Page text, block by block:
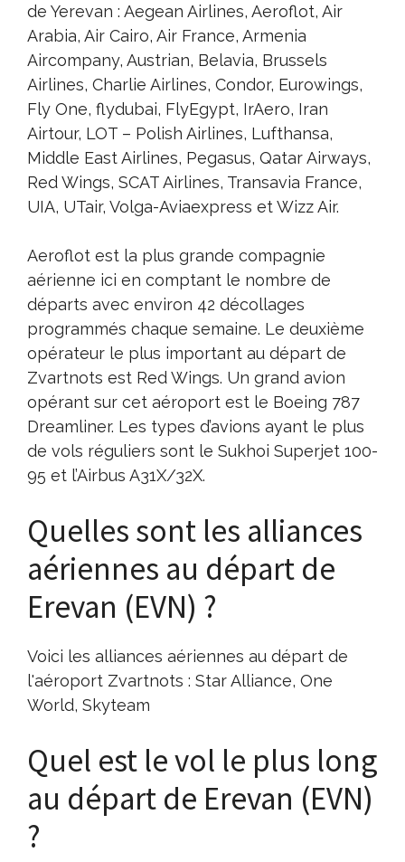
de Yerevan : Aegean Airlines, Aeroflot, Air
Arabia, Air Cairo, Air France, Armenia
Aircompany, Austrian, Belavia, Brussels
Airlines, Charlie Airlines, Condor, Eurowings,
Fly One, flydubai, FlyEgypt, IrAero, Iran
Airtour, LOT – Polish Airlines, Lufthansa,
Middle East Airlines, Pegasus, Qatar Airways,
Red Wings, SCAT Airlines, Transavia France,
UIA, UTair, Volga-Aviaexpress et Wizz Air.
Aeroflot est la plus grande compagnie
aérienne ici en comptant le nombre de
départs avec environ 42 décollages
programmés chaque semaine. Le deuxième
opérateur le plus important au départ de
Zvartnots est Red Wings. Un grand avion
opérant sur cet aéroport est le Boeing 787
Dreamliner. Les types d’avions ayant le plus
de vols réguliers sont le Sukhoi Superjet 100-
95 et l’Airbus A31X/32X.
Quelles sont les alliances
aériennes au départ de
Erevan (EVN) ?
Voici les alliances aériennes au départ de
l'aéroport Zvartnots : Star Alliance, One
World, Skyteam
Quel est le vol le plus long
au départ de Erevan (EVN)
?